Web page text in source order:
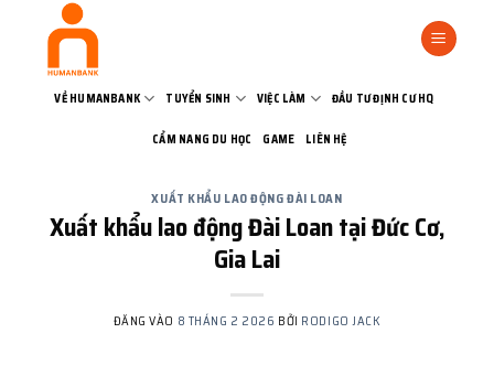
VỀ HUMANBANK TUYỂN SINH VIỆC LÀM ĐẦU TƯ ĐỊNH CƯ HQ
CẨM NANG DU HỌC GAME LIÊN HỆ
XUẤT KHẨU LAO ĐỘNG ĐÀI LOAN
Xuất khẩu lao động Đài Loan tại Đức Cơ,
Gia Lai
ĐĂNG VÀO 8 THÁNG 2 2026 BỞI RODIGO JACK